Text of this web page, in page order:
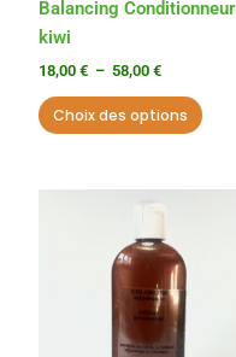
Balancing Conditionneur
kiwi
18,00 € – 58,00 €
Choix des options
choisies
sur
la
page
du
prix :
20,00 €
80,00 €
variations.